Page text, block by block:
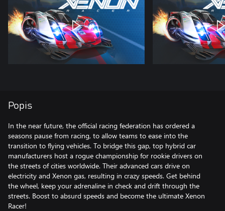
Popis
In the near future, the official racing federation has ordered a
seasons pause from racing, to allow teams to ease into the
transition to flying vehicles. To bridge this gap, top hybrid car
manufacturers host a rogue championship for rookie drivers on
the streets of cities worldwide. Their advanced cars drive on
electricity and Xenon gas, resulting in crazy speeds. Get behind
the wheel, keep your adrenaline in check and drift through the
streets. Boost to absurd speeds and become the ultimate Xenon
Racer!